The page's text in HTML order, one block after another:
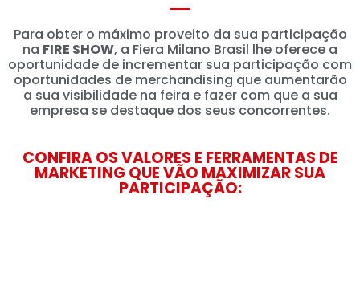
Para obter o máximo proveito da sua participação
na FIRE SHOW, a Fiera Milano Brasil lhe oferece a
oportunidade de incrementar sua participação com
oportunidades de merchandising que aumentarão
a sua visibilidade na feira e fazer com que a sua
empresa se destaque dos seus concorrentes.
CONFIRA OS VALORES E FERRAMENTAS DE
MARKETING QUE VÃO MAXIMIZAR SUA
PARTICIPAÇÃO: